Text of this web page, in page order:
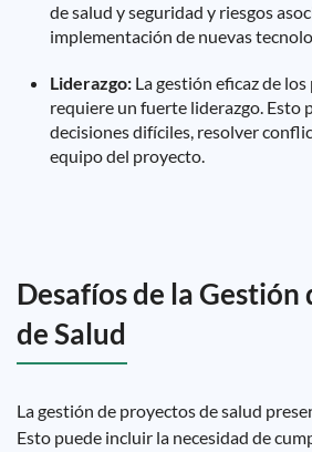
de salud y seguridad y riesgos
implementación de nuevas
Liderazgo: La gestión eficaz de
requiere un fuerte liderazgo. Esto
decisiones difíciles, resolver
equipo del proyecto.
Desafíos de la Gestión
de Salud
La gestión de proyectos de salud
Esto puede incluir la necesidad de